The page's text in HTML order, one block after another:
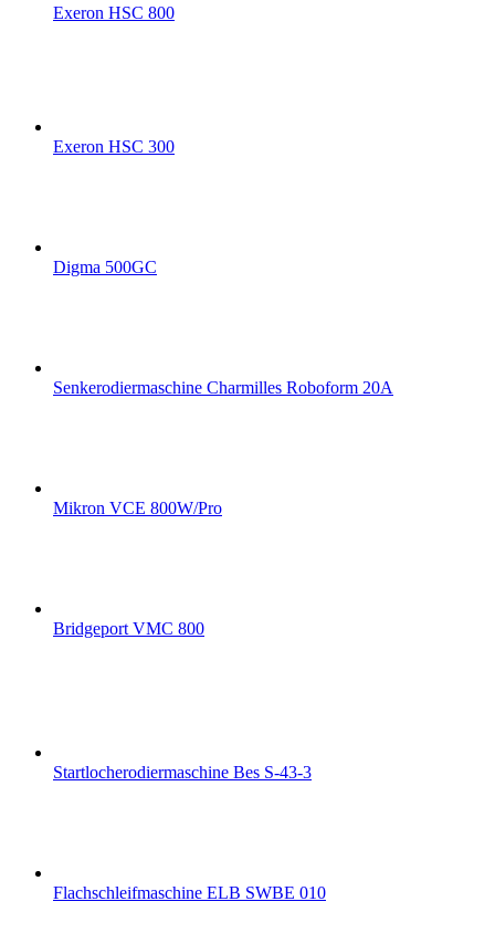
Exeron HSC 800
Exeron HSC 300
Digma 500GC
Senkerodiermaschine Charmilles Roboform 20A
Mikron VCE 800W/Pro
Bridgeport VMC 800
Startlocherodiermaschine Bes S-43-3
Flachschleifmaschine ELB SWBE 010